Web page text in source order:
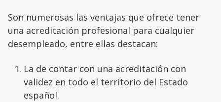
Son numerosas las ventajas que ofrece tener
una acreditación profesional para cualquier
desempleado, entre ellas destacan:
La de contar con una acreditación con
validez en todo el territorio del Estado
español.